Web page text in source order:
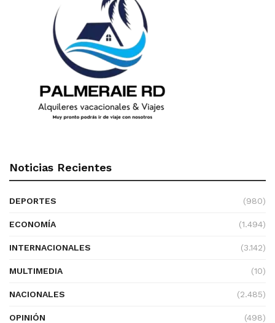
Noticias Recientes
DEPORTES (980)
ECONOMÍA (1.494)
INTERNACIONALES (3.142)
MULTIMEDIA (10)
NACIONALES (2.485)
OPINIÓN (498)